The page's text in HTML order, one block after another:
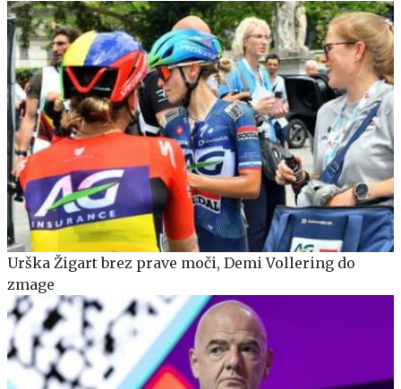
Urška Žigart brez prave moči, Demi Vollering do
zmage